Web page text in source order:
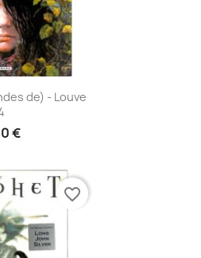
rapide
de) - Louve
€
favorite_border